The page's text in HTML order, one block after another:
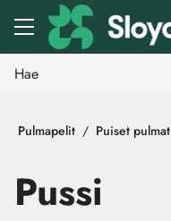
Siirry pääsisältöön
Pulmapelit Puiset pulmat
Pussi